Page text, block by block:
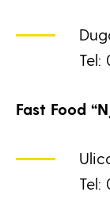
Tel:
Fast Food
Tel: